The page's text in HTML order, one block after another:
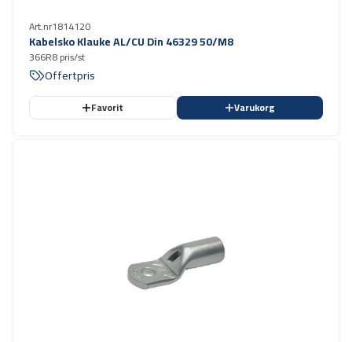
Art.nr1814120
Kabelsko Klauke AL/CU Din 46329 50/M8
366R8 pris/st
Offertpris
Favorit Varukorg